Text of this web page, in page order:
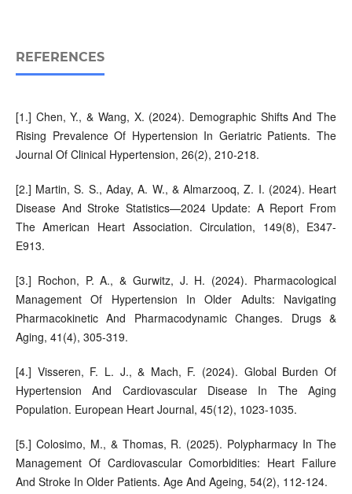
REFERENCES
[1.] Chen, Y., & Wang, X. (2024). Demographic Shifts And The
Rising Prevalence Of Hypertension In Geriatric Patients. The
Journal Of Clinical Hypertension, 26(2), 210-218.
[2.] Martin, S. S., Aday, A. W., & Almarzooq, Z. I. (2024). Heart
Disease And Stroke Statistics—2024 Update: A Report From
The American Heart Association. Circulation, 149(8), E347-
E913.
[3.] Rochon, P. A., & Gurwitz, J. H. (2024). Pharmacological
Management Of Hypertension In Older Adults: Navigating
Pharmacokinetic And Pharmacodynamic Changes. Drugs &
Aging, 41(4), 305-319.
[4.] Visseren, F. L. J., & Mach, F. (2024). Global Burden Of
Hypertension And Cardiovascular Disease In The Aging
Population. European Heart Journal, 45(12), 1023-1035.
[5.] Colosimo, M., & Thomas, R. (2025). Polypharmacy In The
Management Of Cardiovascular Comorbidities: Heart Failure
And Stroke In Older Patients. Age And Ageing, 54(2), 112-124.